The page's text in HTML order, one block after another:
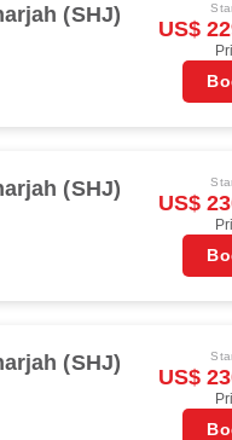
(SHJ)
US$
(SHJ)
US$
(SHJ)
US$